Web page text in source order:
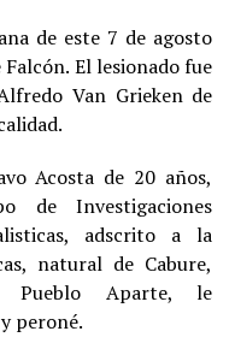
de este 7 de agosto
El lesionado fue
Van Grieken de
Acosta de 20 años,
de Investigaciones
adscrito a la
natural de Cabure,
Pueblo Aparte, le
peroné.